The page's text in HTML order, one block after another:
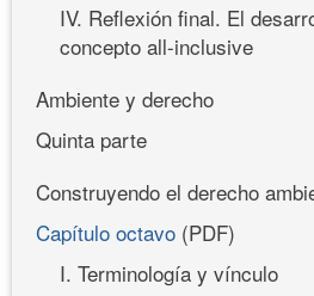
IV. Reflexión final. El
concepto all-inclusive
Ambiente y derecho
Quinta parte
Construyendo el derecho
Capítulo octavo (PDF)
I. Terminología y vínculo